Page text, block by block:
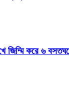
জিম্মি করে ৬